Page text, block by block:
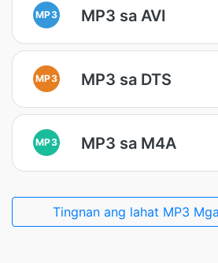
MP3 MP3 sa AVI
MP3 MP3 sa DTS
MP3 MP3 sa M4A
Tingnan ang lahat MP3